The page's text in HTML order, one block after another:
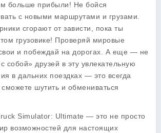
больше прибыли! Не бойся
с новыми маршрутами и грузами.
сгорают от зависти, пока ты
грузовике! Проверяй мировые
и побеждай на дорогах. А еще — не
собой» друзей в эту увлекательную
в дальних поездках — это всегда
шутить и обмениваться
Simulator: Ultimate — это не просто
возможностей для настоящих